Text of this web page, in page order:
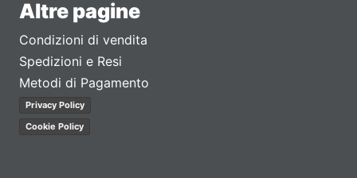
Altre pagine
Condizioni di vendita
Spedizioni e Resi
Metodi di Pagamento
Privacy Policy
Cookie Policy